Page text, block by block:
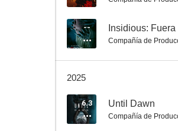
7.1
-- Insidious:
Compañía de
2025
6.3 Until Dawn
Compañía de